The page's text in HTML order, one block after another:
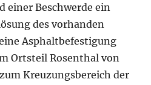
einer Beschwerde ein
des vorhanden
Asphaltbefestigung
Ortsteil Rosenthal von
Kreuzungsbereich der